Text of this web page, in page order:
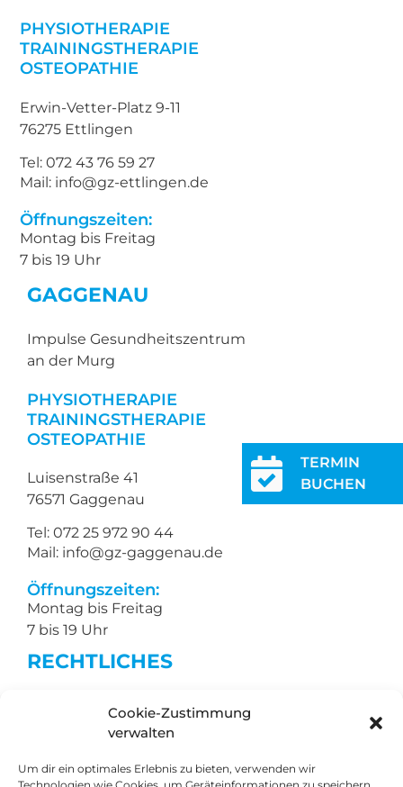
Cookie-Zustimmung
verwalten
Um dir ein optimales Erlebnis zu bieten, verwenden wir
PHYSIOTHERAPIE
TRAININGSTHERAPIE
OSTEOPATHIE
Erwin-Vetter-Platz 9-11
76275 Ettlingen
Tel: 072 43 76 59 27
Mail: info@gz-ettlingen.de
Öffnungszeiten:
Montag bis Freitag
7 bis 19 Uhr
GAGGENAU
Impulse Gesundheitszentrum
an der Murg
PHYSIOTHERAPIE
TRAININGSTHERAPIE
OSTEOPATHIE
Luisenstraße 41
76571 Gaggenau
Tel: 072 25 972 90 44
Mail: info@gz-gaggenau.de
Öffnungszeiten:
Montag bis Freitag
7 bis 19 Uhr
RECHTLICHES
Impressum
Datenschutz
TERMIN
BUCHEN